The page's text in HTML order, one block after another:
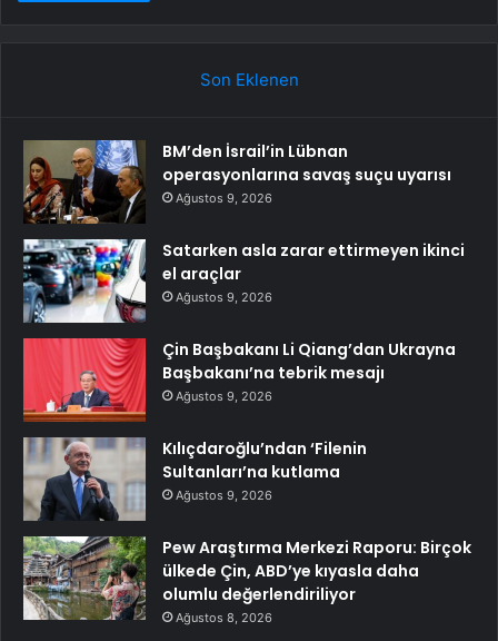
Son Eklenen
BM’den İsrail’in Lübnan
operasyonlarına savaş suçu uyarısı
Ağustos 9, 2026
Satarken asla zarar ettirmeyen ikinci
el araçlar
Ağustos 9, 2026
Çin Başbakanı Li Qiang’dan Ukrayna
Başbakanı’na tebrik mesajı
Ağustos 9, 2026
Kılıçdaroğlu’ndan ‘Filenin
Sultanları’na kutlama
Ağustos 9, 2026
Pew Araştırma Merkezi Raporu: Birçok
ülkede Çin, ABD’ye kıyasla daha
olumlu değerlendiriliyor
Ağustos 8, 2026